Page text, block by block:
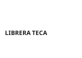
LIBRERA TECA